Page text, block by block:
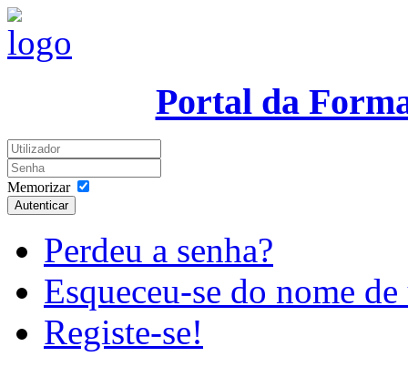
Portal da
Memorizar
Autenticar
Perdeu a senha?
Esqueceu-se do nome
Registe-se!